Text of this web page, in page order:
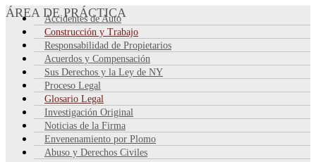
empleador si recibo...
ÁREA DE PRÁCTICA
Accidentes de Auto
Construcción y Trabajo
Responsabilidad de Propietarios
Acuerdos y Compensación
Sus Derechos y la Ley de NY
Proceso Legal
Glosario Legal
Investigación Original
Noticias de la Firma
Envenenamiento por Plomo
Abuso y Derechos Civiles